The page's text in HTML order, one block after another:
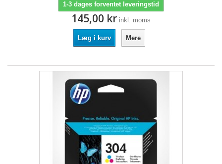
1-3 dages forventet leveringstid
145,00 kr inkl. moms
Læg i kurv Mere